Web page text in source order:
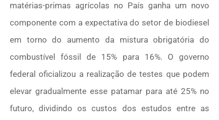
matérias-primas agrícolas no País ganha um novo
componente com a expectativa do setor de biodiesel
em torno do aumento da mistura obrigatória do
combustível fóssil de 15% para 16%. O governo
federal oficializou a realização de testes que podem
elevar gradualmente esse patamar para até 25% no
futuro, dividindo os custos dos estudos entre as